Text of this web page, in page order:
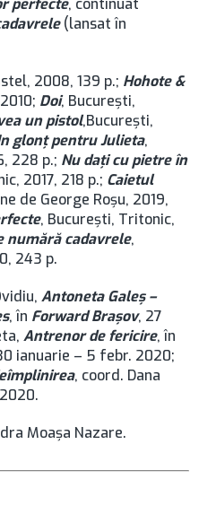
perfecte, continuat
(lansat în
2008, 139 p.; Hohote &
Doi, București,
un pistol,București,
glonț pentru Julieta,
228 p.; Nu dați cu pietre în
2017, 218 p.; Caietul
de George Roșu, 2019,
, București, Tritonic,
numără cadavrele,
243 p.
Antoneta Galeș –
, în Forward Brașov, 27
Antrenor de fericire, în
ianuarie – 5 febr. 2020;
, coord. Dana
Moașa Nazare.